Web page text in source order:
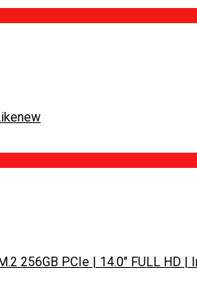
256GB PCIe | 14.0″ FULL HD |